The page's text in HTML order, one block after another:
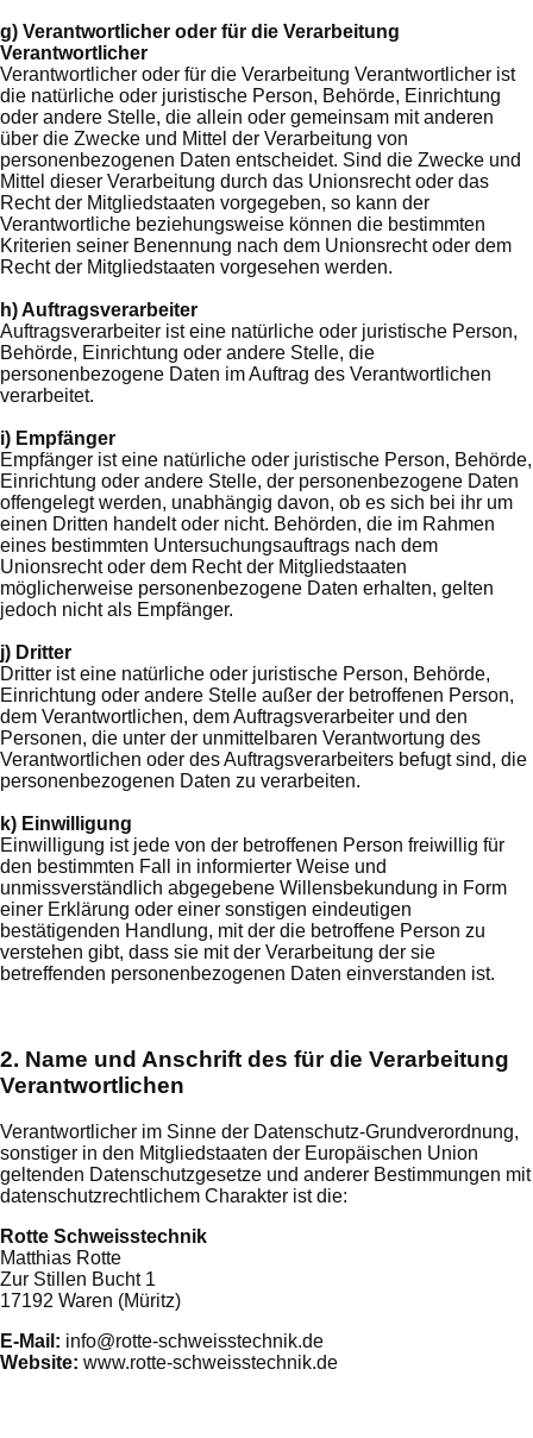
g) Verantwortlicher oder für die Verarbeitung
Verantwortlicher
Verantwortlicher oder für die Verarbeitung Verantwortlicher ist
die natürliche oder juristische Person, Behörde, Einrichtung
oder andere Stelle, die allein oder gemeinsam mit anderen
über die Zwecke und Mittel der Verarbeitung von
personenbezogenen Daten entscheidet. Sind die Zwecke und
Mittel dieser Verarbeitung durch das Unionsrecht oder das
Recht der Mitgliedstaaten vorgegeben, so kann der
Verantwortliche beziehungsweise können die bestimmten
Kriterien seiner Benennung nach dem Unionsrecht oder dem
Recht der Mitgliedstaaten vorgesehen werden.
h) Auftragsverarbeiter
Auftragsverarbeiter ist eine natürliche oder juristische Person,
Behörde, Einrichtung oder andere Stelle, die
personenbezogene Daten im Auftrag des Verantwortlichen
verarbeitet.
i) Empfänger
Empfänger ist eine natürliche oder juristische Person, Behörde,
Einrichtung oder andere Stelle, der personenbezogene Daten
offengelegt werden, unabhängig davon, ob es sich bei ihr um
einen Dritten handelt oder nicht. Behörden, die im Rahmen
eines bestimmten Untersuchungsauftrags nach dem
Unionsrecht oder dem Recht der Mitgliedstaaten
möglicherweise personenbezogene Daten erhalten, gelten
jedoch nicht als Empfänger.
j) Dritter
Dritter ist eine natürliche oder juristische Person, Behörde,
Einrichtung oder andere Stelle außer der betroffenen Person,
dem Verantwortlichen, dem Auftragsverarbeiter und den
Personen, die unter der unmittelbaren Verantwortung des
Verantwortlichen oder des Auftragsverarbeiters befugt sind, die
personenbezogenen Daten zu verarbeiten.
k) Einwilligung
Einwilligung ist jede von der betroffenen Person freiwillig für
den bestimmten Fall in informierter Weise und
unmissverständlich abgegebene Willensbekundung in Form
einer Erklärung oder einer sonstigen eindeutigen
bestätigenden Handlung, mit der die betroffene Person zu
verstehen gibt, dass sie mit der Verarbeitung der sie
betreffenden personenbezogenen Daten einverstanden ist.
2. Name und Anschrift des für die Verarbeitung
Verantwortlichen
Verantwortlicher im Sinne der Datenschutz-Grundverordnung,
sonstiger in den Mitgliedstaaten der Europäischen Union
geltenden Datenschutzgesetze und anderer Bestimmungen mit
datenschutzrechtlichem Charakter ist die:
Rotte Schweisstechnik
Matthias Rotte
Zur Stillen Bucht 1
​​​​​​​17192 Waren (Müritz)
E-Mail: info@rotte-schweisstechnik.de
Website: www.rotte-schweisstechnik.de